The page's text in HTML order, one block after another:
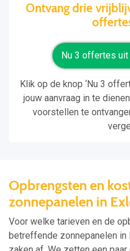
Ontvang drie
Nu 3 offertes
Klik op de knop ‘Nu 3
jouw aanvraag in te
voorstellen te
Opbrengsten en
zonnepanelen in
Voor welke tarieven en de
betreffende zonnepanelen in